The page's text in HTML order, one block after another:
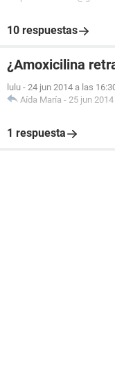
10 respuestas
¿Amoxicilina
lulu - 24 jun 2014 a las
Aída María - 25 jun
1 respuesta